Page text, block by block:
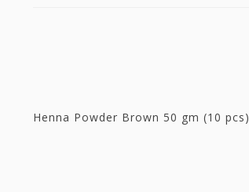
Henna Powder Brown 50 gm (10 pcs)